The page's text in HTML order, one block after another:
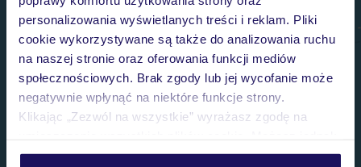
personalizowania wyświetlanych treści i reklam. Pliki
cookie wykorzystywane są także do analizowania ruchu
na naszej stronie oraz oferowania funkcji mediów
społecznościowych. Brak zgody lub jej wycofanie może
negatywnie wpłynąć na niektóre funkcje strony.
Klikając „Zezwól na wszystkie” wyrażasz zgodę na
personalizować swój wybór wchodząc w zakładkę